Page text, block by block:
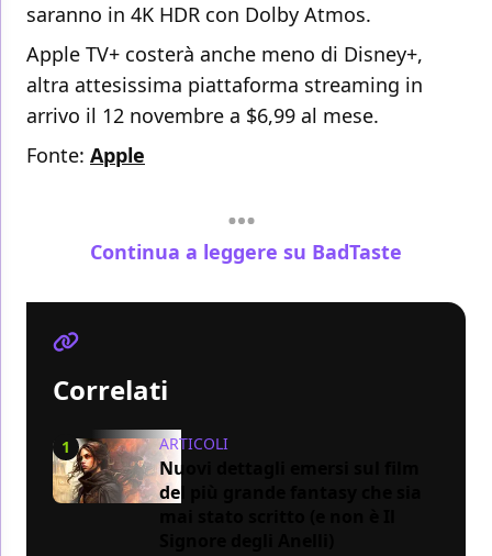
saranno in 4K HDR con Dolby Atmos.
Apple TV+ costerà anche meno di Disney+,
altra attesissima piattaforma streaming in
arrivo il 12 novembre a $6,99 al mese.
Fonte: Apple
Continua a leggere su BadTaste
Correlati
1 ARTICOLI
Nuovi dettagli emersi sul film
del più grande fantasy che sia